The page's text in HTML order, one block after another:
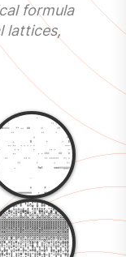
formula
lattices,